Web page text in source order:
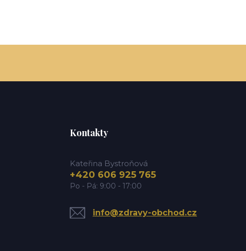
Kontakty
Kateřina Bystroňová
+420 606 925 765
Po - Pá: 9:00 - 17:00
info@zdravy-obchod.cz